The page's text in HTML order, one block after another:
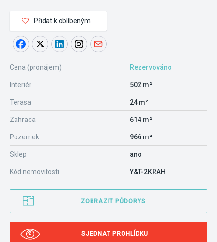
Přidat k oblíbeným
Cena (pronájem) Rezervováno
Interiér 502 m²
Terasa 24 m²
Zahrada 614 m²
Pozemek 966 m²
Sklep ano
Kód nemovitosti Y&T-2KRAH
ZOBRAZIT PŮDORYS
SJEDNAT PROHLÍDKU